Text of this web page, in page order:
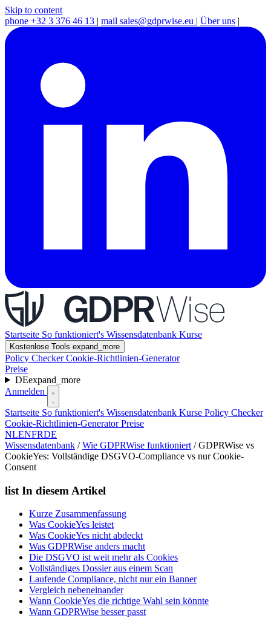
Skip to content
phone +32 3 376 46 13 | mail sales@gdprwise.eu | Über uns |
Startseite So funktioniert's Wissensdatenbank Kurse
Kostenlose Tools expand_more
Policy CheckerCookie-Richtlinien-Generator
Preise
DEexpand_more
Anmelden
Startseite So funktioniert's Wissensdatenbank Kurse Policy Checker
Cookie-Richtlinien-GeneratorPreise
NLENFRDE
Wissensdatenbank / Wie GDPRWise funktioniert / GDPRWise vs
CookieYes: Vollständige DSGVO-Compliance vs nur Cookie-
Consent
list In diesem Artikel
Kurze Zusammenfassung
Was CookieYes leistet
Was CookieYes nicht abdeckt
Was GDPRWise anders macht
Die DSGVO ist weit mehr als Cookies
Vollständiges Dossier aus einem Scan
Laufende Compliance, nicht nur ein Banner
Vergleich nebeneinander
Wann CookieYes die richtige Wahl sein könnte
Wann GDPRWise besser passt